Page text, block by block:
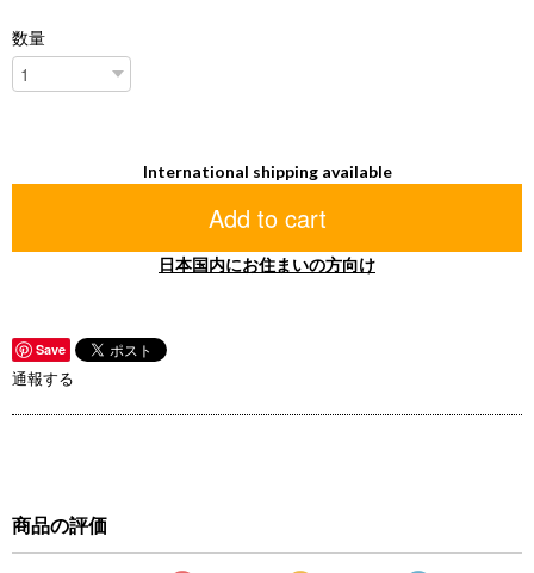
数量
International shipping available
Add to cart
日本国内にお住まいの方向け
Save
通報する
商品の評価